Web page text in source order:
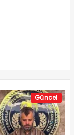
Güncel